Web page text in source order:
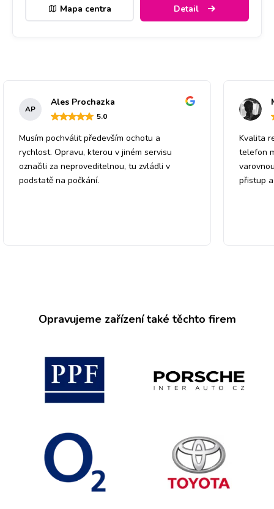
Mapa centra Detail
AP
Ales Prochazka
5.0
Musím pochválit především ochotu a
rychlost. Opravu, kterou v jiném servisu
označili za neproveditelnou, tu zvládli v
podstatě na počkání.
Kvalita
telefon
přistup
Opravujeme zařízení také těchto firem